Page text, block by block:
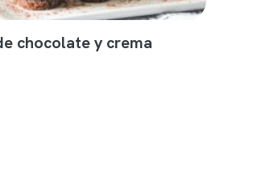
chocolate y crema